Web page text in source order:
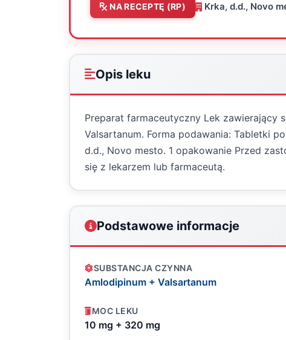
NA RECEPTĘ (RP) Krka, d.d., Novo
Opis leku
Preparat farmaceutyczny Lek zawierający
Valsartanum. Forma podawania: Tabletki
d.d., Novo mesto. 1 opakowanie Przed
się z lekarzem lub farmaceutą.
Podstawowe informacje
SUBSTANCJA CZYNNA
Amlodipinum + Valsartanum
MOC LEKU
10 mg + 320 mg